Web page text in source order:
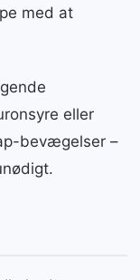
med at
eller
bevægelser –